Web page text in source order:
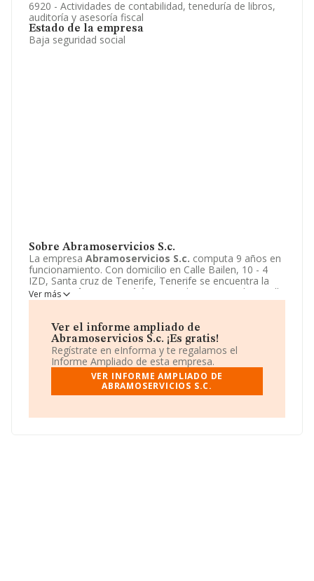
6920 - Actividades de contabilidad, teneduría de libros,
auditoría y asesoría fiscal
Estado de la empresa
Baja seguridad social
Sobre Abramoservicios S.c.
La empresa Abramoservicios S.c. computa 9 años en
funcionamiento. Con domicilio en Calle Bailen, 10 - 4
IZD, Santa cruz de Tenerife, Tenerife se encuentra la
empresa
Abramoservicios S.c.
. El CNAE que desarrolla
es 6920 - Actividades de contabilidad, teneduría de
está definida como Sociedad civil.
Ver más
Ver el informe ampliado de
Abramoservicios S.c. ¡Es gratis!
Regístrate en eInforma y te regalamos el
Informe Ampliado de esta empresa.
VER INFORME AMPLIADO DE
ABRAMOSERVICIOS S.C.